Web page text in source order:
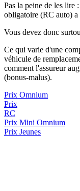
Pas la peine de les lire
obligatoire (RC auto) a
Vous devez donc
Ce qui varie d'une
véhicule de
comment l'assureur
(bonus-malus).
Prix Omnium
Prix
RC
Prix Mini Omnium
Prix Jeunes